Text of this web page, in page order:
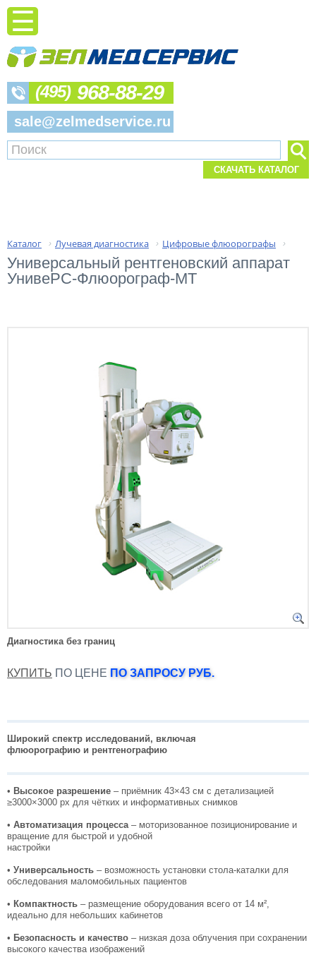
(495) 968-88-29
sale@zelmedservice.ru
СКАЧАТЬ КАТАЛОГ
Каталог › Лучевая диагностика › Цифровые флюорографы ›
Универсальный рентгеновский аппарат
УнивеРС-Флюорограф-МТ
Диагностика без границ
КУПИТЬ ПО ЦЕНЕ ПО ЗАПРОСУ РУБ.
Широкий спектр исследований, включая
флюорографию и рентгенографию
• Высокое разрешение – приёмник 43×43 см с детализацией
≥3000×3000 px для чётких и информативных снимков
• Автоматизация процесса – моторизованное позиционирование и
вращение для быстрой и удобной
настройки
• Универсальность – возможность установки стола-каталки для
обследования маломобильных пациентов
• Компактность – размещение оборудования всего от 14 м²,
идеально для небольших кабинетов
• Безопасность и качество – низкая доза облучения при сохранении
высокого качества изображений